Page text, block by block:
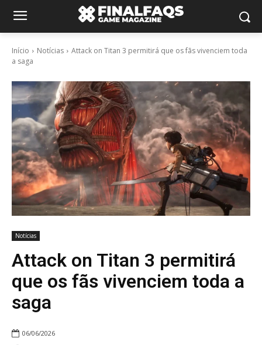
Início Notícias
Attack on Titan 3 permitirá que os fãs vivenciem toda
a saga
Notícias
Attack on Titan 3 permitirá
que os fãs vivenciem toda a
saga
06/06/2026